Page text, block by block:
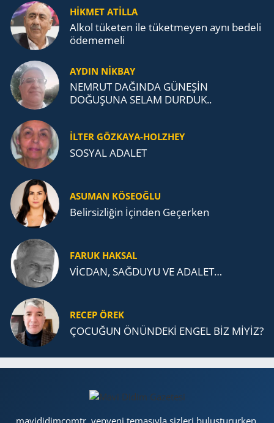
TEŞKİLATI’NA UZANAN MİRASI
HİKMET ATİLLA
Alkol tü­ke­ten ile tü­ket­me­yen aynı be­de­li
öde­me­me­li
AYDIN NİKBAY
NEMRUT DAĞINDA GÜNEŞİN
DOĞUŞUNA SELAM DURDUK..
İLTER GÖZKAYA-HOLZHEY
SOSYAL ADALET
ASUMAN KÖSEOĞLU
Belirsizliğin İçinden Geçerken
FARUK HAKSAL
VİCDAN, SAĞ­DU­YU VE ADA­LET…
RECEP ÖREK
ÇOCUĞUN ÖNÜNDEKİ ENGEL BİZ MİYİZ?